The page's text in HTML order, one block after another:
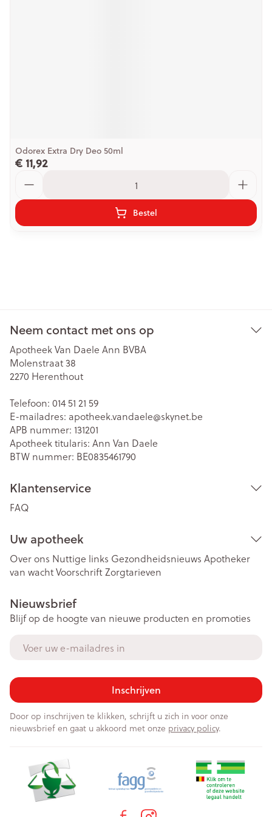
Odorex Extra Dry Deo 50ml
€ 11,92
Bestel
Neem contact met ons op
Apotheek Van Daele Ann BVBA
Molenstraat 38
2270 Herenthout
Telefoon: 014 51 21 59
E-mailadres: apotheek.vandaele@skynet.be
APB nummer: 131201
Apotheek titularis: Ann Van Daele
BTW nummer: BE0835461790
Klantenservice
FAQ
Uw apotheek
Over ons Nuttige links Gezondheidsnieuws Apotheker
van wachtVoorschriftZorgtarieven
Nieuwsbrief
Blijf op de hoogte van nieuwe producten en promoties
Inschrijven
Door op inschrijven te klikken, schrijft u zich in voor onze
nieuwsbrief en gaat u akkoord met onze privacy policy.